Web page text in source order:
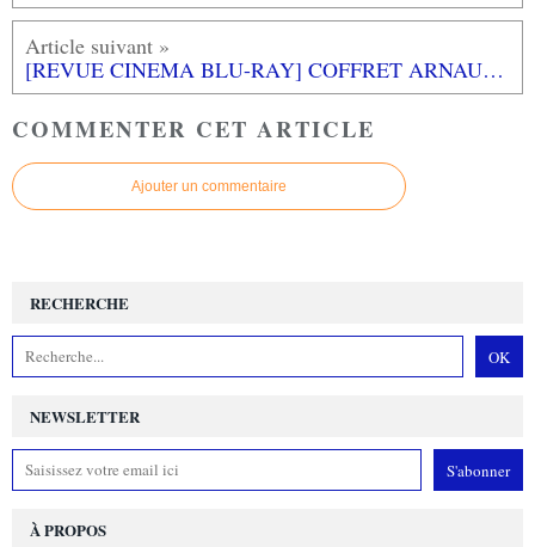
[REVUE CINEMA BLU-RAY] COFFRET ARNAUD DESPLECHIN (1991-2024)
COMMENTER CET ARTICLE
Ajouter un commentaire
NEWSLETTER
RECHERCHE
À PROPOS